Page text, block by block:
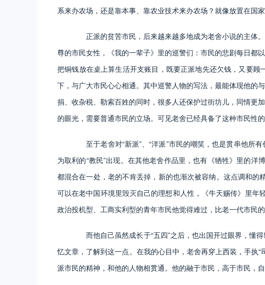
系来办农场，还是靠本事、靠农业技术来办农场？就像放置在国
正派的贫苦市民，后来越来越多地成为老舍小说的主体。
尊的市民女性，《我的一辈子》里的巡警们：市民的悲剧每日都
把铜钱放在桌上算生活开支账目，既要正派地先还欠钱，又要
下，与广大市民心心相通。其中巡警人物的写法，最能体现他的
捐、收杂税、勒索百姓的同时，很多人还保护过街坊儿，同情更
的眼光，需要普通市民的立场。可见老舍已经具备了这种市民性的
至于老舍对“新派”、“洋派”市民的嘲笑，也是贯串他所
为取利的“教民”出现。在其他老舍作品里，也有《牺牲》里的
都混合在一处，老的不肯丢掉，新的也渐次被容纳。这点调和
可以在老中国环境里毁灭自己的理想和人性，《牛天赐传》里年
政治投机型、工商实利型的青年市民他觉得难过，比老一代市民
而他自己虽然成长于“五四”之后，也出国开过眼界，懂
忆文章，了解到这一点。在我的心目中，老舍再穿上西装，手执
派市民的精神，和他的人物相贯通。他的融于市民，高于市民，